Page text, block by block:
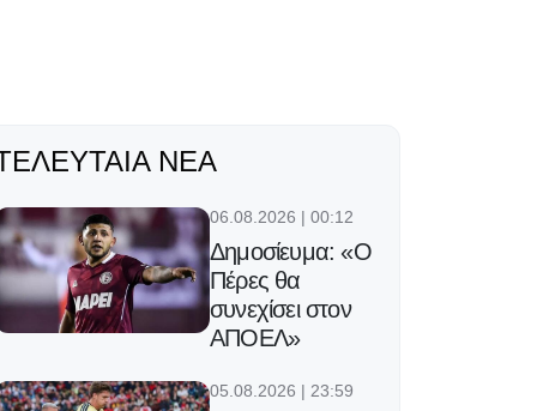
ΝΈΑ
06.08.2026 | 00:12
Δημοσίευμα: «Ο
Πέρες θα
συνεχίσει στον
ΑΠΟΕΛ»
05.08.2026 | 23:59